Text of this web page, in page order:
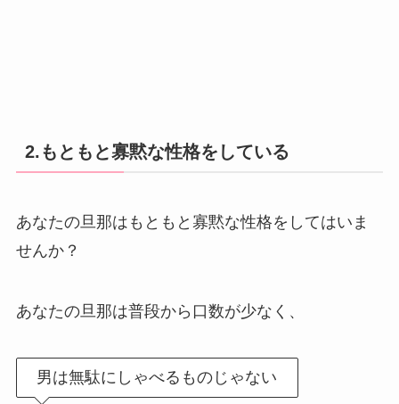
2.もともと寡黙な性格をしている
あなたの旦那はもともと寡黙な性格をしてはいま
せんか？
あなたの旦那は普段から口数が少なく、
男は無駄にしゃべるものじゃない